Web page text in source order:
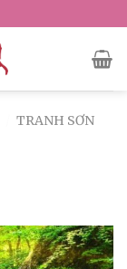
TRANH SƠN